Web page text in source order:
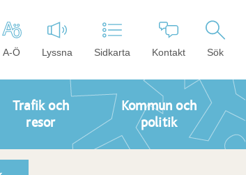
A-Ö Lyssna Sidkarta Kontakt Sök
Trafik och
resor
Kommun och
politik